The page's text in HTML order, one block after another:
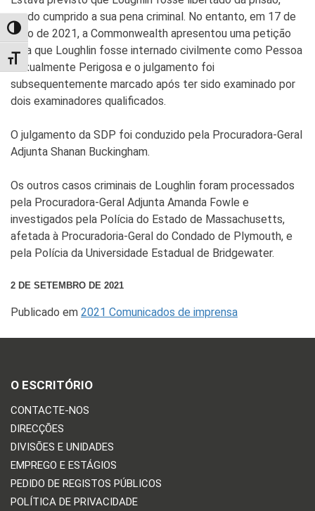
TOGGLE HIGH CONTRAST
TOGGLE FONT SIZE
tendo cumprido a sua pena criminal. No entanto, em 17 de
maio de 2021, a Commonwealth apresentou uma petição
para que Loughlin fosse internado civilmente como Pessoa
Sexualmente Perigosa e o julgamento foi
subsequentemente marcado após ter sido examinado por
dois examinadores qualificados.
O julgamento da SDP foi conduzido pela Procuradora-Geral
Adjunta Shanan Buckingham.
Os outros casos criminais de Loughlin foram processados
pela Procuradora-Geral Adjunta Amanda Fowle e
investigados pela Polícia do Estado de Massachusetts,
afetada à Procuradoria-Geral do Condado de Plymouth, e
pela Polícia da Universidade Estadual de Bridgewater.
2 DE SETEMBRO DE 2021
Publicado em 2021 Comunicados de imprensa
O ESCRITÓRIO
CONTACTE-NOS
DIRECÇÕES
DIVISÕES E UNIDADES
EMPREGO E ESTÁGIOS
PEDIDO DE REGISTOS PÚBLICOS
POLÍTICA DE PRIVACIDADE